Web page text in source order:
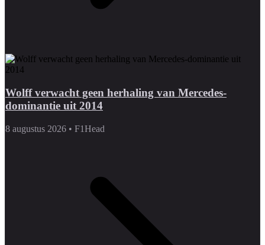
Wolff verwacht geen herhaling van Mercedes-
dominantie uit 2014
8 augustus 2026 • F1Head